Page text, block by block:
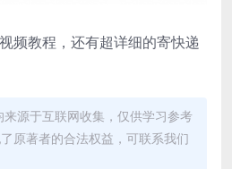
频教程，还有超详细的寄快递
源于互联网收集，仅供学习参考
原著者的合法权益，可联系我们